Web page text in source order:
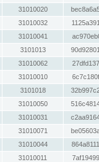
31010020
31010032
31010041
3101013
31010062
31010010
3101018
31010050
31010031
31010071
31010044
31010011